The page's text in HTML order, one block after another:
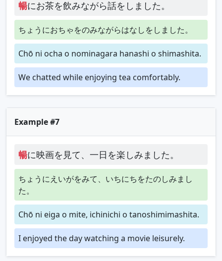
暢にお茶を飲みながら話をしました。
ちょうにおちゃをのみながらはなしをしました。
Chō ni ocha o nominagara hanashi o shimashita.
We chatted while enjoying tea comfortably.
Example #7
暢に映画を見て、一日を楽しみました。
ちょうにえいがをみて、いちにちをたのしみまし
た。
Chō ni eiga o mite, ichinichi o tanoshimimashita.
I enjoyed the day watching a movie leisurely.